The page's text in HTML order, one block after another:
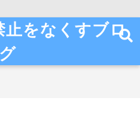
止をなくすブロ
グ